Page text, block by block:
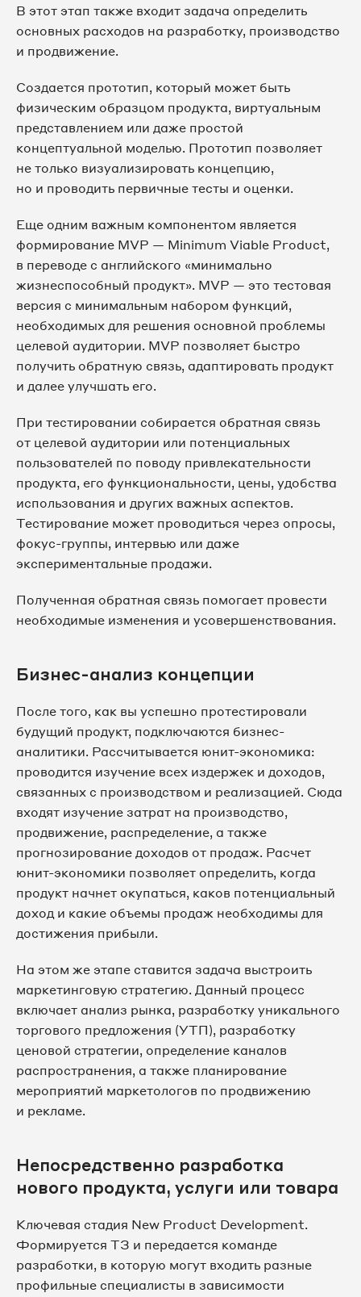
В этот этап также входит задача определить
основных расходов на разработку, производство
и продвижение.
Создается прототип, который может быть
физическим образцом продукта, виртуальным
представлением или даже простой
концептуальной моделью. Прототип позволяет
не только визуализировать концепцию,
но и проводить первичные тесты и оценки.
Еще одним важным компонентом является
формирование MVP — Minimum Viable Product,
в переводе с английского «минимально
жизнеспособный продукт». MVP — это тестовая
версия с минимальным набором функций,
необходимых для решения основной проблемы
целевой аудитории. MVP позволяет быстро
получить обратную связь, адаптировать продукт
и далее улучшать его.
При тестировании собирается обратная связь
от целевой аудитории или потенциальных
пользователей по поводу привлекательности
продукта, его функциональности, цены, удобства
использования и других важных аспектов.
Тестирование может проводиться через опросы,
фокус-группы, интервью или даже
экспериментальные продажи.
Полученная обратная связь помогает провести
необходимые изменения и усовершенствования.
Бизнес-анализ концепции
После того, как вы успешно протестировали
будущий продукт, подключаются бизнес-
аналитики. Рассчитывается юнит-экономика:
проводится изучение всех издержек и доходов,
связанных с производством и реализацией. Сюда
входят изучение затрат на производство,
продвижение, распределение, а также
прогнозирование доходов от продаж. Расчет
юнит-экономики позволяет определить, когда
продукт начнет окупаться, каков потенциальный
доход и какие объемы продаж необходимы для
достижения прибыли.
На этом же этапе ставится задача выстроить
маркетинговую стратегию. Данный процесс
включает анализ рынка, разработку уникального
торгового предложения (УТП), разработку
ценовой стратегии, определение каналов
распространения, а также планирование
мероприятий маркетологов по продвижению
и рекламе.
Непосредственно разработка
нового продукта, услуги или товара
Ключевая стадия New Product Development.
Формируется ТЗ и передается команде
разработки, в которую могут входить разные
профильные специалисты в зависимости